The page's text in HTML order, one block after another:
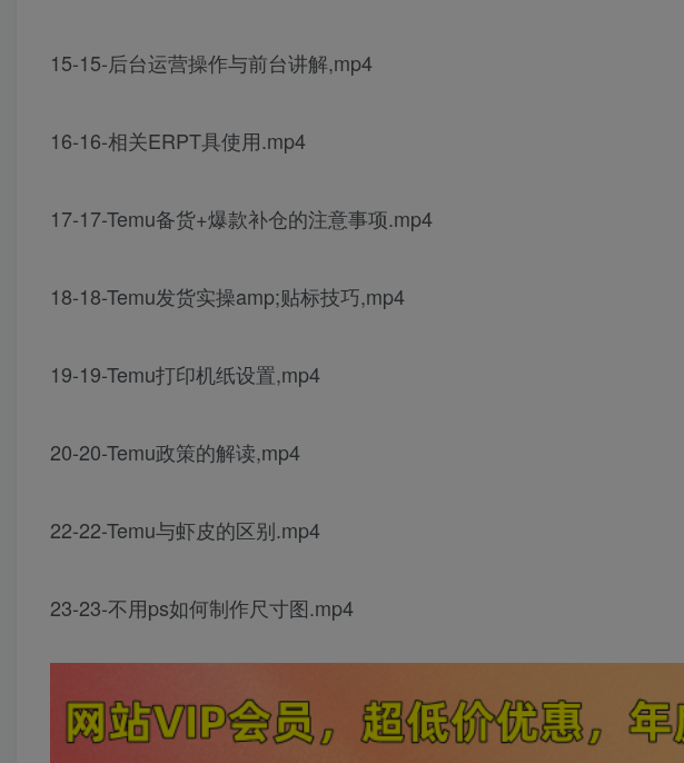
15-15-后台运营操作与前台讲解,mp4
16-16-相关ERPT具使用.mp4
17-17-Temu备货+爆款补仓的注意事项.mp4
18-18-Temu发货实操amp;贴标技巧,mp4
19-19-Temu打印机纸设置,mp4
20-20-Temu政策的解读,mp4
22-22-Temu与虾皮的区别.mp4
23-23-不用ps如何制作尺寸图.mp4